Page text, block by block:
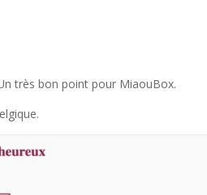
très bon point pour MiaouBox.